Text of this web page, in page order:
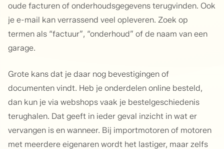
oude facturen of onderhoudsgegevens terugvinden. Ook
je e-mail kan verrassend veel opleveren. Zoek op
termen als “factuur”, “onderhoud” of de naam van een
garage.
Grote kans dat je daar nog bevestigingen of
documenten vindt. Heb je onderdelen online besteld,
dan kun je via webshops vaak je bestelgeschiedenis
terughalen. Dat geeft in ieder geval inzicht in wat er
vervangen is en wanneer. Bij importmotoren of motoren
met meerdere eigenaren wordt het lastiger, maar zelfs